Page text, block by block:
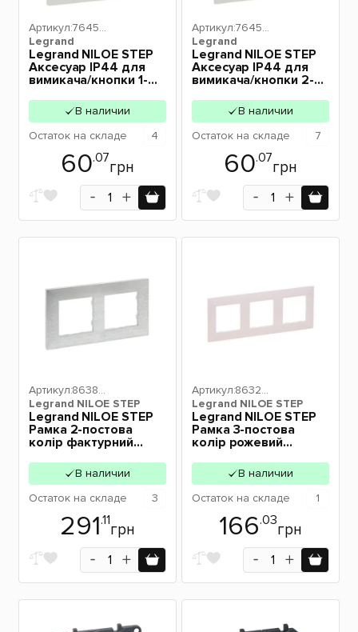
Legrand
Артикул:76459
8
Legrand NILOE STEP
Аксесуар IP44 для
вимикача/кнопки 1-
В наличии
Остаток на складе 4
60.07
грн
Legrand
Артикул:76459
9
Legrand NILOE STEP
Аксесуар IP44 для
вимикача/кнопки 2-
В наличии
Остаток на складе 7
60.07
грн
Legrand NILOE STEP
Артикул:86389
2
Legrand NILOE STEP
Рамка 2-постова
колір фактурний
В наличии
Остаток на складе 3
291.11
грн
Legrand NILOE STEP
Артикул:86329
3
Legrand NILOE STEP
Рамка 3-постова
колір рожевий
В наличии
Остаток на складе 1
166.03
грн